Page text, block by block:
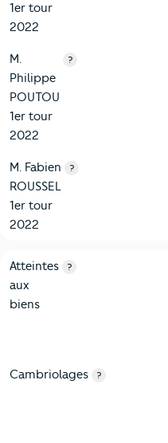
1er tour
2022
M.
Philippe
POUTOU
1er tour
2022
?
M. Fabien
ROUSSEL
1er tour
2022
?
7-Sécurité
Critères
Atteintes
aux
biens
?
Cambriolages ?